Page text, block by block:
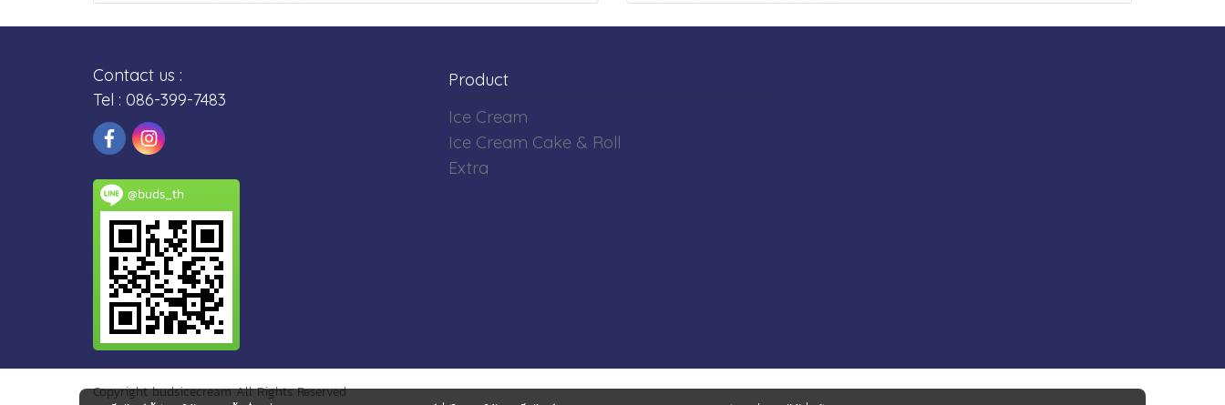
Contact us :
Tel : 086-399-7483
@buds_th
Product
Ice Cream
Ice Cream Cake & Roll
Extra
Copyright budsicecream All Rights Reserved